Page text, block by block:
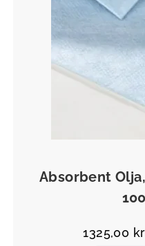
Absorbent
1325,00 kr